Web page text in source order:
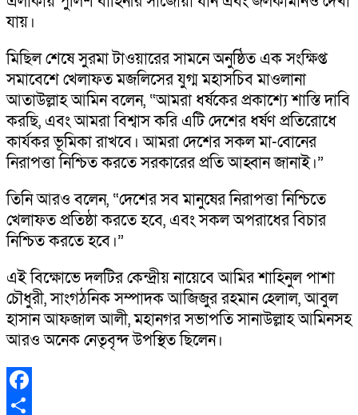
যায়।
মিছিল শেষে সুরমা টাওয়ারের সামনে অনুষ্ঠিত এক সংক্ষিপ্ত
সমাবেশে খেলাফত মজলিসের যুগ্ম মহাসচিব মাওলানা
আতাউল্লাহ আমিন বলেন, “আমরা ধর্ষকের প্রকাশ্যে শাস্তি দাবি
করছি, এবং আমরা বিশ্বাস করি এটি দেশের ধর্ষণ প্রতিরোধে
কার্যকর ভূমিকা রাখবে। আমরা দেশের সকল মা-বোনের
নিরাপত্তা নিশ্চিত করতে সরকারের প্রতি আহ্বান জানাই।”
তিনি আরও বলেন, “দেশের সব মানুষের নিরাপত্তা নিশ্চিতে
খেলাফত প্রতিষ্ঠা করতে হবে, এবং সকল অপরাধের বিচার
নিশ্চিত করতে হবে।”
এই বিক্ষোভে দলটির কেন্দ্রীয় নায়েবে আমির শাহিনুল পাশা
চৌধুরী, সাংগঠনিক সম্পাদক আজিজুর রহমান হেলাল, আবুল
হাসান আফজাল আলী, মহানগর সভাপতি সানাউল্লাহ আমিনসহ
আরও অনেক নেতৃবৃন্দ উপস্থিত ছিলেন।
Facebook